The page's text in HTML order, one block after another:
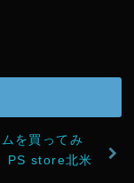
を買ってみ
PS store北米